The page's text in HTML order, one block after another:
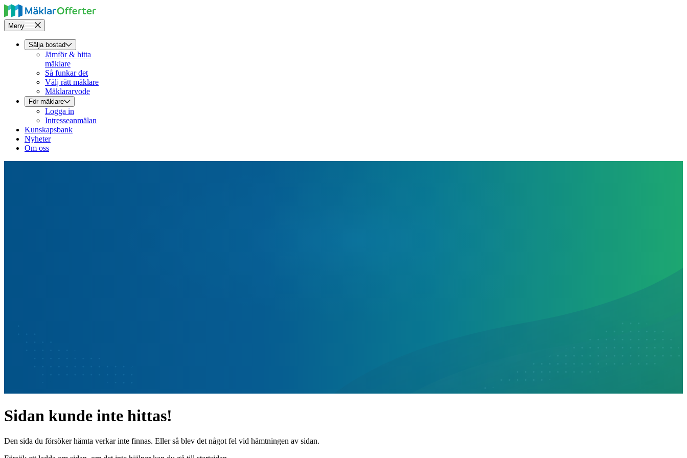
Meny
Sälja bostad
Jämför & hitta
mäklare
Så funkar det
Välj rätt mäklare
Mäklararvode
För mäklare
Logga in
Intresseanmälan
Kunskapsbank
Nyheter
Om oss
Sidan kunde inte hittas!
Den sida du försöker hämta verkar inte finnas. Eller så blev det något fel vid hämtningen av sidan.